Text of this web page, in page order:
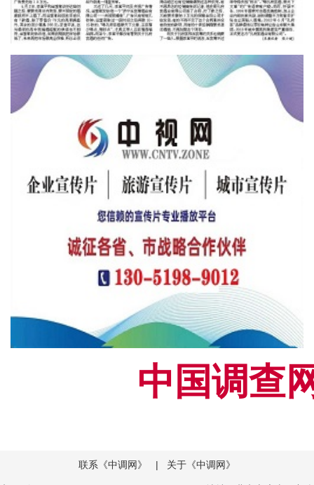
中国调查
联系《中调网》 | 关于《中调网》